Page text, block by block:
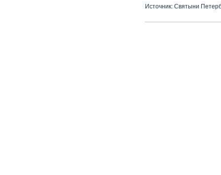
Источник: Святыни